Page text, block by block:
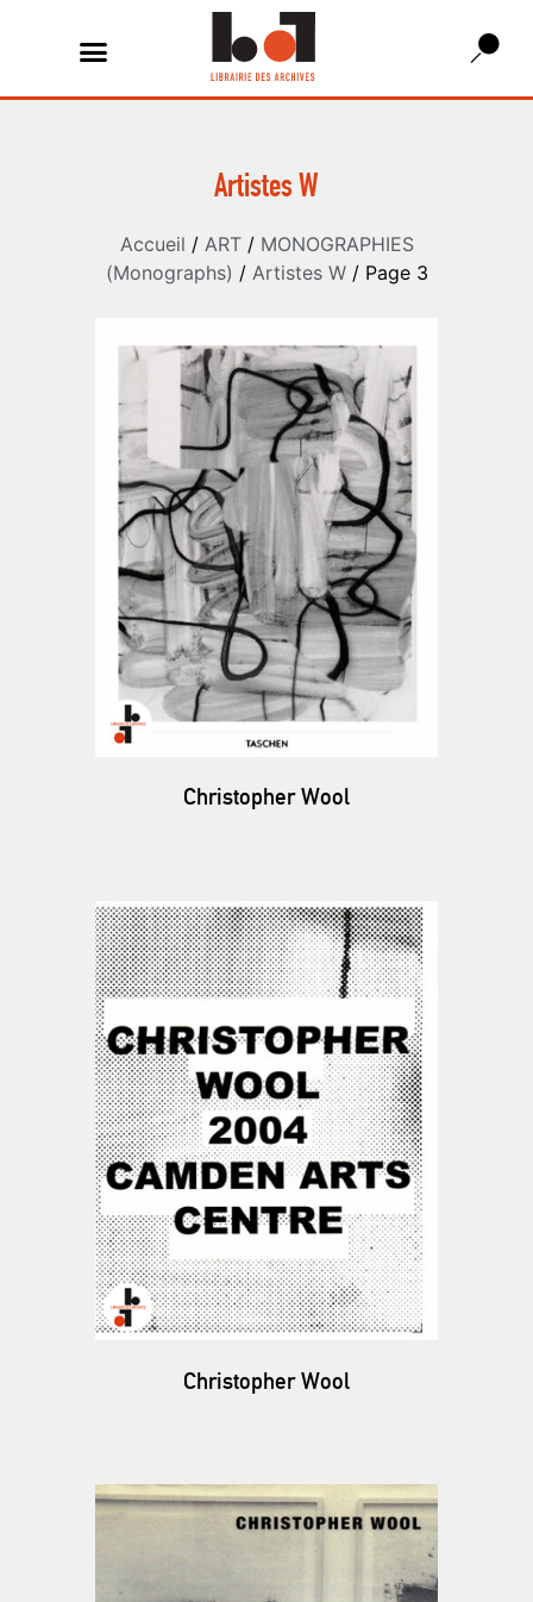
Artistes W
Accueil / ART/ MONOGRAPHIES
(Monographs) / Artistes W/ Page 3
Christopher Wool
Christopher Wool